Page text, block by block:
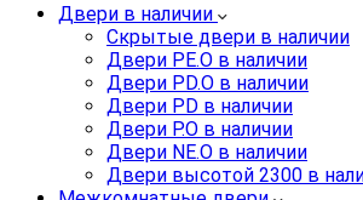
Двери в наличии
Скрытые двери в наличии
Двери PE.O в наличии
Двери PD.O в наличии
Двери PD в наличии
Двери P.O в наличии
Двери NE.O в наличии
Двери высотой 2300 в